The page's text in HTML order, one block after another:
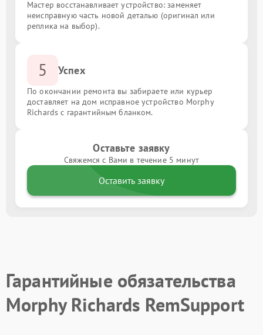
Мастер восстанавливает устройство: заменяет
неисправную часть новой деталью (оригинал или
реплика на выбор).
5 Успех
По окончании ремонта вы забираете или курьер
доставляет на дом исправное устройство Morphy
Richards с гарантийным бланком.
Оставьте заявку
Свяжемся с Вами в течение 5 минут
Оставить заявку
Гарантийные обязательства
Morphy Richards RemSupport